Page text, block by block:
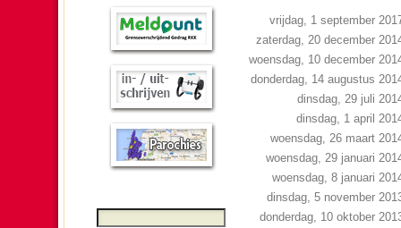
vrijdag, 1 september
zaterdag, 20 december
woensdag, 10 december
donderdag, 14 augustus
dinsdag, 29 juli
dinsdag, 1 april
woensdag, 26 maart
woensdag, 29 januari
woensdag, 8 januari
dinsdag, 5 november
donderdag, 10 oktober